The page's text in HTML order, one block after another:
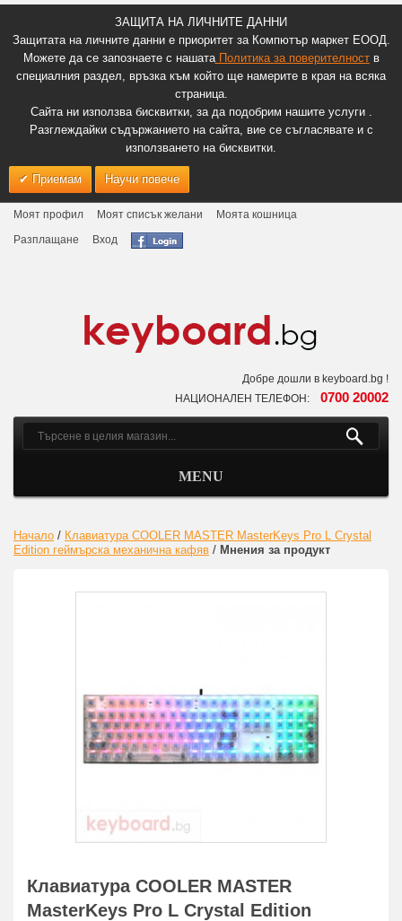
ЗАЩИТА НА ЛИЧНИТЕ ДАННИ
Защитата на личните данни е приоритет за Компютър маркет ЕООД.
Можете да се запознаете с нашатаПолитика за поверителноств
специалния раздел, връзка към който ще намерите в края на всяка
страница.
Сайта ни използва бисквитки, за да подобрим нашите услуги .
Разглеждайки съдържанието на сайта, вие се съгласявате и с
използването на бисквитки.
Приемам Научи повече
Моят профил Моят списък желани
Моята кошница
Разплащане
Вход
Добре дошли в keyboard.bg !
НАЦИОНАЛЕН ТЕЛЕФОН: 0700 20002
MENU
Начало / Клавиатура COOLER MASTER MasterKeys Pro L Crystal
Edition геймърска механична кафяв / Мнения за продукт
Клавиатура COOLER MASTER
MasterKeys Pro L Crystal Edition